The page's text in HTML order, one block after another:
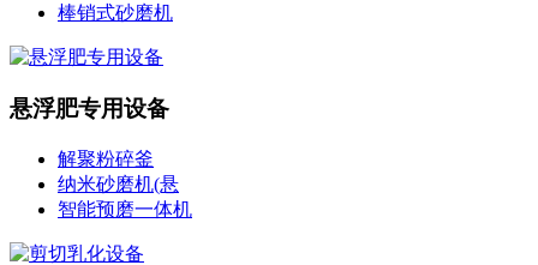
棒销式砂磨机
悬浮肥专用设备
解聚粉碎釜
纳米砂磨机(悬
智能预磨一体机